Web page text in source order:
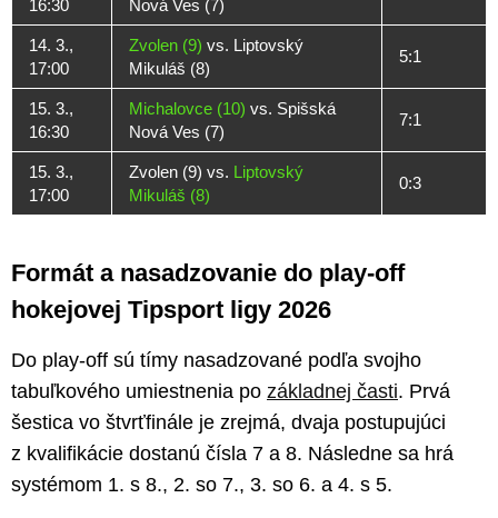
16:30 Nová Ves (7)
14. 3.,
17:00
Zvolen (9) vs. Liptovský
Mikuláš (8)
5:1
15. 3.,
16:30
Michalovce (10) vs. Spišská
Nová Ves (7)
7:1
15. 3.,
17:00
Zvolen (9) vs. Liptovský
Mikuláš (8)
0:3
Formát a nasadzovanie do play-off
hokejovej Tipsport ligy 2026
Do play-off sú tímy nasadzované podľa svojho
tabuľkového umiestnenia po základnej časti. Prvá
šestica vo štvrťfinále je zrejmá, dvaja postupujúci
z kvalifikácie dostanú čísla 7 a 8. Následne sa hrá
systémom 1. s 8., 2. so 7., 3. so 6. a 4. s 5.